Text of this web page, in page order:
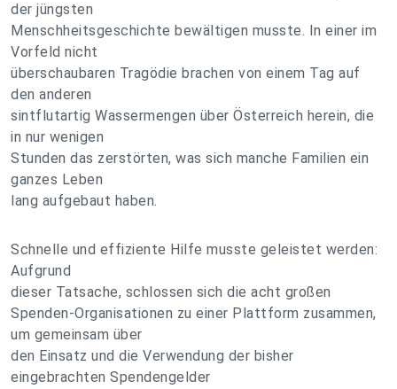
der jüngsten
Menschheitsgeschichte bewältigen musste. In einer im
Vorfeld nicht
überschaubaren Tragödie brachen von einem Tag auf
den anderen
sintflutartig Wassermengen über Österreich herein, die
in nur wenigen
Stunden das zerstörten, was sich manche Familien ein
ganzes Leben
lang aufgebaut haben.
Schnelle und effiziente Hilfe musste geleistet werden:
Aufgrund
dieser Tatsache, schlossen sich die acht großen
Spenden-Organisationen zu einer Plattform zusammen,
um gemeinsam über
den Einsatz und die Verwendung der bisher
eingebrachten Spendengelder